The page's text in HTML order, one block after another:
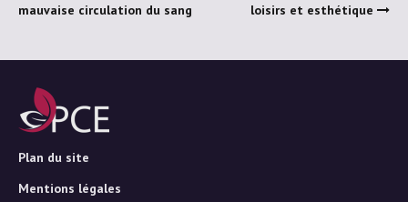
mauvaise circulation du sang
loisirs et esthétique
Plan du site
Mentions légales